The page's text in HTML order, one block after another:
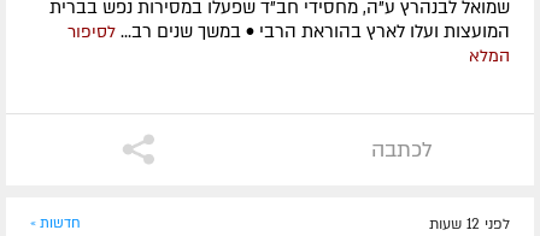
שמואל לבנהרץ ע"ה, מחסידי חב"ד שפעלו במסירות נפש בברית
המועצות ועלו לארץ בהוראת הרבי • במשך שנים רב... לסיפור
המלא
לכתבה
לפני 12 שעות חדשות »